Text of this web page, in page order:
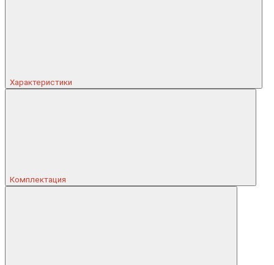
Характеристики
Комплектация